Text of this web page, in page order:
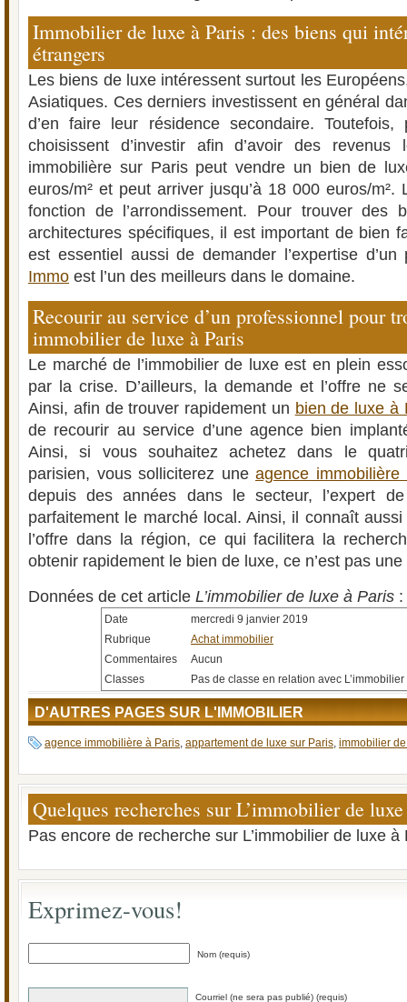
Immobilier de luxe à Paris : des biens qui
étrangers
Les biens de luxe intéressent surtout les
Asiatiques. Ces derniers investissent en général
d’en faire leur résidence secondaire. Toutefois,
choisissent d’investir afin d’avoir des revenus
immobilière sur Paris peut vendre un bien de
euros/m² et peut arriver jusqu’à 18 000 euros/
fonction de l’arrondissement. Pour trouver des
architectures spécifiques, il est important de bien
est essentiel aussi de demander l’expertise
Immo est l’un des meilleurs dans le domaine.
Recourir au service d’un professionnel pour
immobilier de luxe à Paris
Le marché de l’immobilier de luxe est en plein
par la crise. D’ailleurs, la demande et l’offre ne
Ainsi, afin de trouver rapidement un bien de luxe à
de recourir au service d’une agence bien
Ainsi, si vous souhaitez achetez dans le
parisien, vous solliciterez une agence immobilière
depuis des années dans le secteur, l’expert de
parfaitement le marché local. Ainsi, il connaît aussi
l’offre dans la région, ce qui facilitera la
obtenir rapidement le bien de luxe, ce n’est pas
Données de cet article L’immobilier de luxe à Paris :
Date
mercredi 9 janvier 2019
Rubrique
Achat immobilier
Commentaires
Aucun
Classes
Pas de classe en relation avec
D'AUTRES PAGES SUR L'IMMOBILIER
agence immobilière à Paris, appartement de luxe sur Paris, immobilier
Quelques recherches sur L’immobilier de
Pas encore de recherche sur L’immobilier de luxe à
Exprimez-vous!
Nom (requis)
Courriel (ne sera pas publié) (requis)